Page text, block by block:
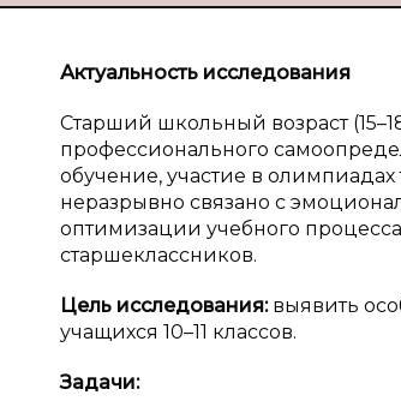
Актуальность исследования
Старший школьный возраст
профессионального
обучение, участие в
неразрывно связано с
оптимизации учебного
старшеклассников.
Цель исследования: выявить
учащихся 10–11 классов.
Задачи: